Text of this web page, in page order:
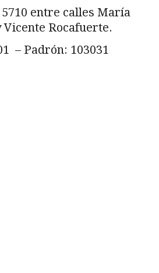
entre calles María
Vicente Rocafuerte.
– Padrón: 103031